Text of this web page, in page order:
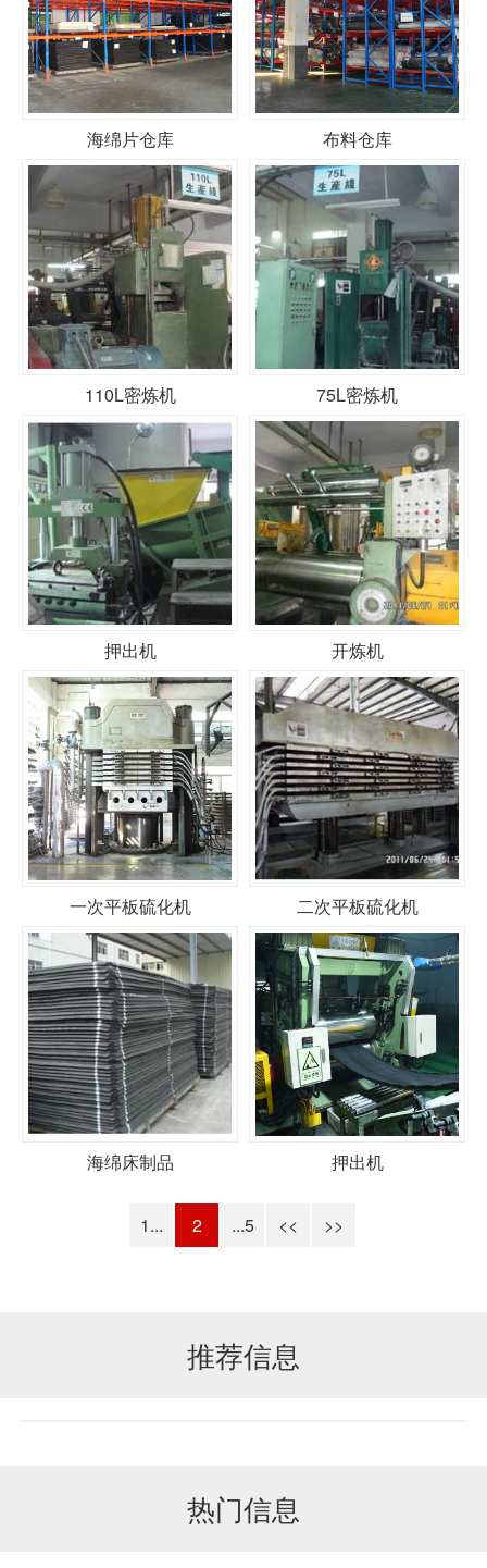
海绵片仓库 布料仓库
110L密炼机 75L密炼机
押出机 开炼机
一次平板硫化机 二次平板硫化机
海绵床制品 押出机
1... 2 ...5 << >>
推荐信息
热门信息